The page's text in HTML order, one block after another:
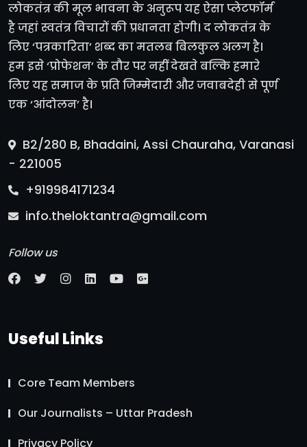
लोकतंत्र की मूल भावना के अनुरूप यह ऐसा प्लेटफॉर्म
है जहां स्वतंत्र विचारों की प्रधानता होगी। द लोकतंत्र के
लिए ‘पत्रकारिता’ शब्द का मतलब बिलकुल अलग है।
हम इसे ‘प्रोफेशन’ के तौर पर नहीं देखते बल्कि हमारे
लिए यह समाज के प्रति जिम्मेदारी और जवाबदेही से पूर्ण
एक ‘आंदोलन’ है।
B2/280 B, Bhadaini, Assi Chauraha, Varanasi
- 221005
+919984171234
info.theloktantra@gmail.com
Follow us
Useful Links
Core Team Members
Our Journalists – Uttar Pradesh
Privacy Policy